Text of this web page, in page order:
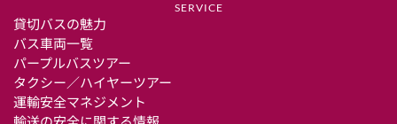
SERVICE
貸切バスの魅力
バス車両一覧
パープルバスツアー
タクシー／ハイヤーツアー
運輸安全マネジメント